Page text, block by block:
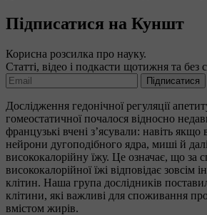
Підписатися на Куншт
Корисна розсилка про науку.
Статті, відео і подкасти щотижня та без
Підписатися
Дослідження гедонічної регуляції
гомеостатичної почалося відносно
французькі вчені з’ясували: навіть
нейрони дугоподібного ядра, миші й
висококалорійну їжу. Це означає, що за
висококалорійної їжі відповідає зовсім
клітин. Наша група дослідників
клітини, які важливі для споживання
вмістом жирів.